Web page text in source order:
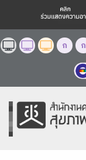
ก ก